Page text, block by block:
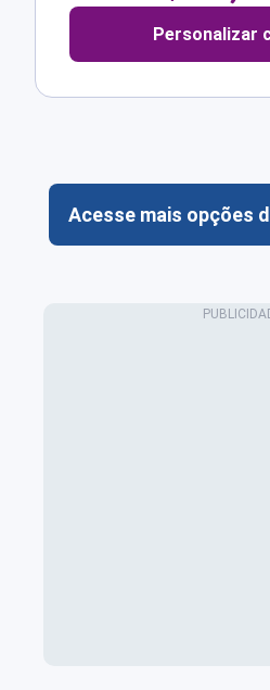
Personalizar
Acesse mais opções